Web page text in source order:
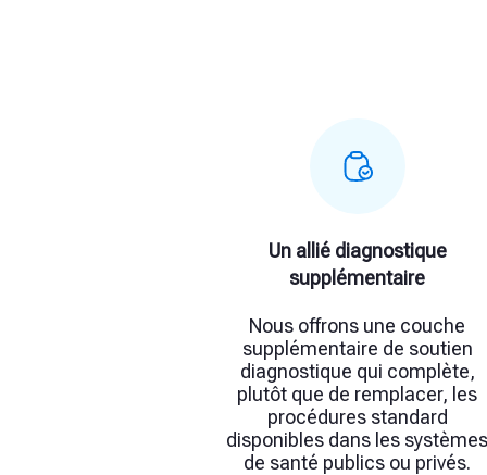
Un allié diagnostique
supplémentaire
Nous offrons une couche
supplémentaire de soutien
diagnostique qui complète,
plutôt que de remplacer, les
procédures standard
disponibles dans les
de santé publics ou privés.